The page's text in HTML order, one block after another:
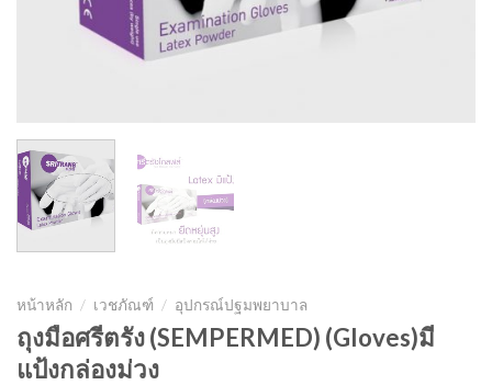
หน้าหลัก / เวชภัณฑ์ / อุปกรณ์ปฐมพยาบาล
ถุงมือศรีตรัง (SEMPERMED) (Gloves)มี
แป้งกล่องม่วง